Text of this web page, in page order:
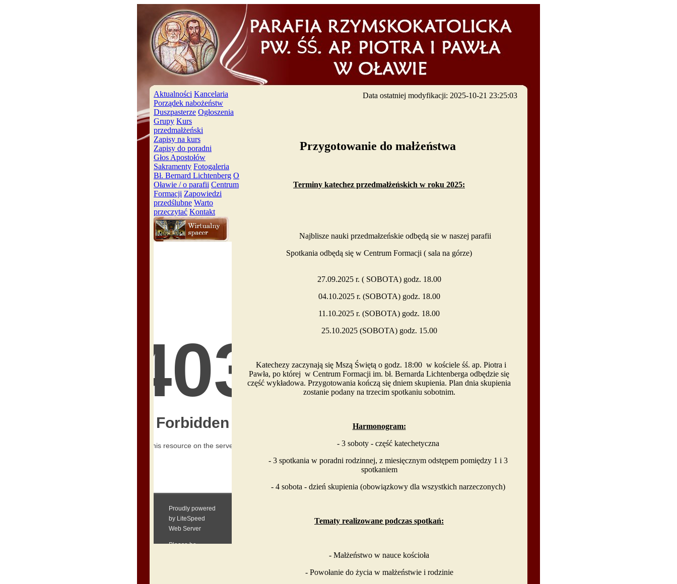
Aktualności Kancelaria
Porządek nabożeństw
Duszpasterze Ogłoszenia
Grupy Kurs
przedmałżeński
Zapisy na kurs
Zapisy do poradni
Głos Apostołów
Sakramenty Fotogaleria
Bł. Bernard Lichtenberg O
Oławie / o parafii Centrum
Formacji Zapowiedzi
przedślubne Warto
przeczytać Kontakt
Data ostatniej modyfikacji: 2025-10-21 23:25:03
Przygotowanie do małżeństwa
Terminy katechez przedmałżeńskich w roku 2025:
Najblisze nauki przedmałzeńskie odbędą sie w naszej parafii
Spotkania odbędą się w Centrum Formacji ( sala na górze)
27.09.2025 r. ( SOBOTA) godz. 18.00
04.10.2025 r. (SOBOTA) godz. 18.00
11.10.2025 r. (SOBOTA) godz. 18.00
25.10.2025 (SOBOTA) godz. 15.00
Katechezy zaczynają się Mszą Świętą o godz. 18:00 w kościele śś. ap. Piotra i
Pawła, po której w Centrum Formacji im. bł. Bernarda Lichtenberga odbędzie się
część wykładowa. Przygotowania kończą się dniem skupienia. Plan dnia skupienia
zostanie podany na trzecim spotkaniu sobotnim.
Harmonogram:
- 3 soboty - część katechetyczna
- 3 spotkania w poradni rodzinnej, z miesięcznym odstępem pomiędzy 1 i 3
spotkaniem
- 4 sobota - dzień skupienia (obowiązkowy dla wszystkich narzeczonych)
Tematy realizowane podczas spotkań:
- Małżeństwo w nauce kościoła
- Powołanie do życia w małżeństwie i rodzinie